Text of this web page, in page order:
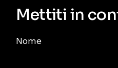
Mettiti in
Nome